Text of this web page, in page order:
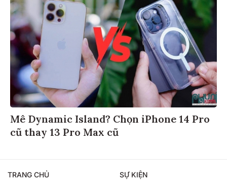
Mê Dynamic Island? Chọn iPhone 14 Pro
cũ thay 13 Pro Max cũ
TRANG CHỦ SỰ KIỆN